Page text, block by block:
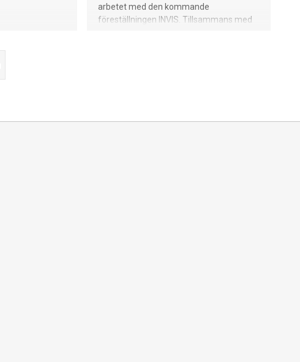
arbetet med den kommande
föreställningen INVIS. Tillsammans med